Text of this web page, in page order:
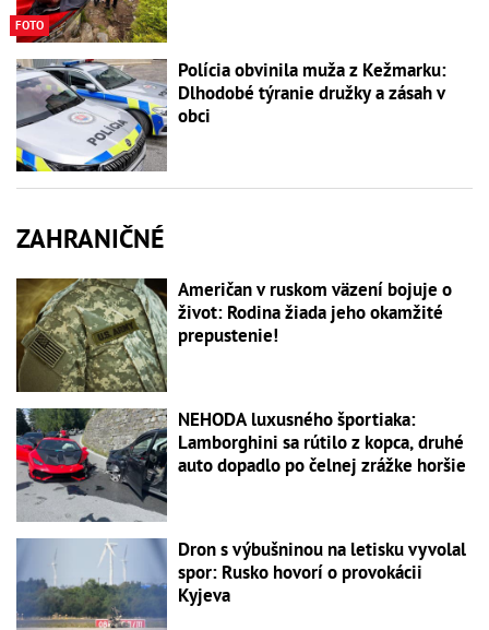
FOTO
Polícia obvinila muža z Kežmarku:
Dlhodobé týranie družky a zásah v
obci
ZAHRANIČNÉ
Američan v ruskom väzení bojuje o
život: Rodina žiada jeho okamžité
prepustenie!
NEHODA luxusného športiaka:
Lamborghini sa rútilo z kopca, druhé
auto dopadlo po čelnej zrážke horšie
Dron s výbušninou na letisku vyvolal
spor: Rusko hovorí o provokácii
Kyjeva